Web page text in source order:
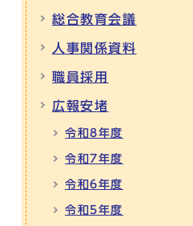
総合教育会議
人事関係資料
職員採用
広報安堵
令和8年度
令和7年度
令和6年度
令和5年度